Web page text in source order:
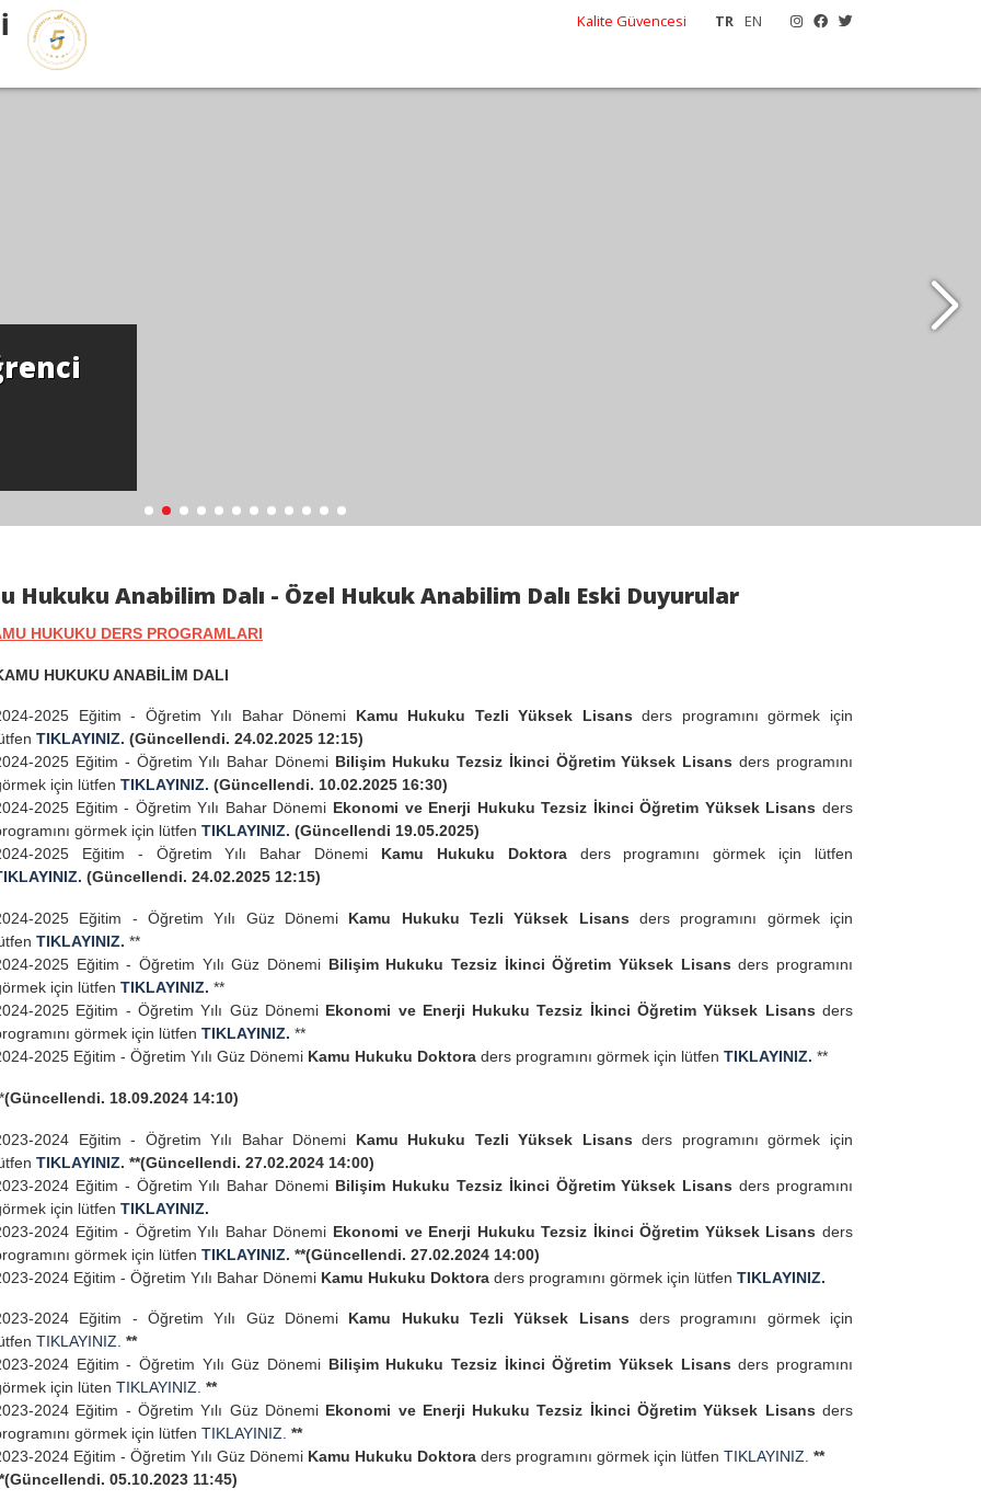
TR EN
Kalite Güvencesi
Hukuku Anabilim Dalı - Özel Hukuk Anabilim Dalı Eski Duyurular
HUKUKU DERS PROGRAMLARI
HUKUKU ANABİLİM DALI
2025 Eğitim - Öğretim Yılı Bahar Dönemi Kamu Hukuku Tezli Yüksek Lisansders programını görmek için
TIKLAYINIZ. (Güncellendi. 24.02.2025 12:15)
2025 Eğitim - Öğretim Yılı Bahar Dönemi Bilişim Hukuku Tezsiz İkinci Öğretim Yüksek Lisansders programını
için lütfen TIKLAYINIZ. (Güncellendi. 10.02.2025 16:30)
2025 Eğitim - Öğretim Yılı Bahar Dönemi Ekonomi ve Enerji Hukuku Tezsiz İkinci Öğretim Yüksek Lisans ders
görmek için lütfen TIKLAYINIZ. (Güncellendi 19.05.2025)
2025 Eğitim - Öğretim Yılı Bahar Dönemi Kamu Hukuku Doktora ders programını görmek için lütfen
(Güncellendi. 24.02.2025 12:15)
2025 Eğitim - Öğretim Yılı Güz Dönemi Kamu Hukuku Tezli Yüksek Lisans ders programını görmek için
TIKLAYINIZ. **
2025 Eğitim - Öğretim Yılı Güz Dönemi Bilişim Hukuku Tezsiz İkinci Öğretim Yüksek Lisansders programını
için lütfen TIKLAYINIZ. **
2025 Eğitim - Öğretim Yılı Güz DönemiEkonomi ve Enerji Hukuku Tezsiz İkinci Öğretim Yüksek Lisans ders
görmek için lütfen TIKLAYINIZ. **
2025 Eğitim - Öğretim Yılı Güz Dönemi Kamu Hukuku Doktora ders programını görmek için lütfen TIKLAYINIZ. **
(Güncellendi. 18.09.2024 14:10)
2024 Eğitim - Öğretim Yılı Bahar Dönemi Kamu Hukuku Tezli Yüksek Lisansders programını görmek için
TIKLAYINIZ. **(Güncellendi. 27.02.2024 14:00)
2024 Eğitim - Öğretim Yılı Bahar Dönemi Bilişim Hukuku Tezsiz İkinci Öğretim Yüksek Lisansders programını
için lütfen TIKLAYINIZ.
2024 Eğitim - Öğretim Yılı Bahar Dönemi Ekonomi ve Enerji Hukuku Tezsiz İkinci Öğretim Yüksek Lisans ders
görmek için lütfen TIKLAYINIZ. **(Güncellendi. 27.02.2024 14:00)
2024 Eğitim - Öğretim Yılı Bahar Dönemi Kamu Hukuku Doktora ders programını görmek için lütfen TIKLAYINIZ.
2024 Eğitim - Öğretim Yılı Güz Dönemi Kamu Hukuku Tezli Yüksek Lisans ders programını görmek için
TIKLAYINIZ. **
2024 Eğitim - Öğretim Yılı Güz Dönemi Bilişim Hukuku Tezsiz İkinci Öğretim Yüksek Lisansders programını
için lüten TIKLAYINIZ. **
2024 Eğitim - Öğretim Yılı Güz DönemiEkonomi ve Enerji Hukuku Tezsiz İkinci Öğretim Yüksek Lisans ders
görmek için lütfen TIKLAYINIZ. **
2024 Eğitim - Öğretim Yılı Güz Dönemi Kamu Hukuku Doktora ders programını görmek için lütfen TIKLAYINIZ. **
05.10.2023 11:45)